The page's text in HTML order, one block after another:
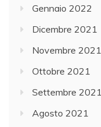
Gennaio 2022
Dicembre 2021
Novembre 2021
Ottobre 2021
Settembre 2021
Agosto 2021